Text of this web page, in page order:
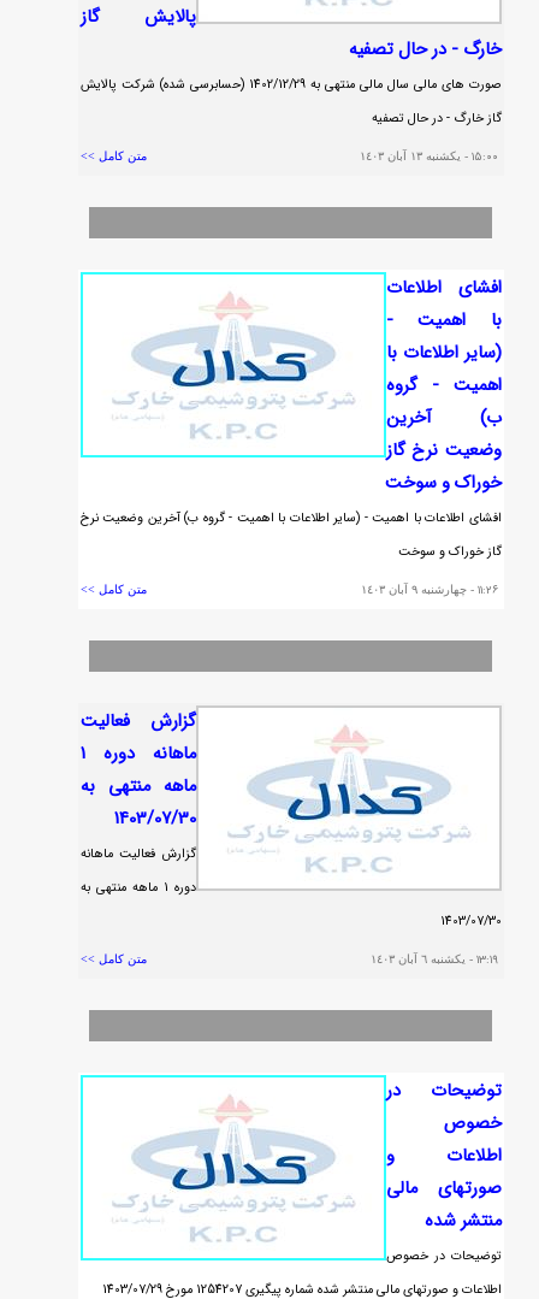
پالايش گاز
خارگ - در حال تصفيه
صورت هاي مالي سال مالي منتهي به 1402/12/29 (حسابرسي شده) شركت پالايش
گاز خارگ - در حال تصفيه
١٥:٠٠ - يکشنبه ١٣ آبان ١٤٠٣ متن کامل >>
افشاي اطلاعات
با اهميت -
(ساير اطلاعات با
اهميت - گروه
ب) آخرين
وضعيت نرخ گاز
خوراك و سوخت
افشاي اطلاعات با اهميت - (ساير اطلاعات با اهميت - گروه ب) آخرين وضعيت نرخ
گاز خوراك و سوخت
١١:٢٦ - چهارشنبه ٩ آبان ١٤٠٣ متن کامل >>
گزارش فعاليت
ماهانه دوره 1
ماهه منتهي به
1403/07/30
گزارش فعاليت ماهانه
دوره 1 ماهه منتهي به
1403/07/30
١٣:١٩ - يکشنبه ٦ آبان ١٤٠٣ متن کامل >>
توضیحات در
خصوص
اطلاعات و
صورتهای مالی
منتشر شده
توضیحات در خصوص
اطلاعات و صورتهای مالی منتشر شده شماره پيگيري 1254207 مورخ 1403/07/29